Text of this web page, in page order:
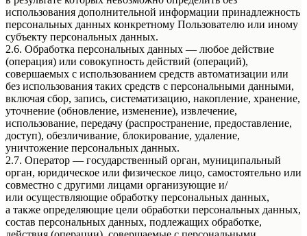
использования дополнительной информации принадлежность
персональных данных конкретному Пользователю или иному
субъекту персональных данных.
2.6. Обработка персональных данных — любое действие
(операция) или совокупность действий (операций),
совершаемых с использованием средств автоматизации или
без использования таких средств с персональными данными,
включая сбор, запись, систематизацию, накопление, хранение,
уточнение (обновление, изменение), извлечение,
использование, передачу (распространение, предоставление,
доступ), обезличивание, блокирование, удаление,
уничтожение персональных данных.
2.7. Оператор — государственный орган, муниципальный
орган, юридическое или физическое лицо, самостоятельно или
совместно с другими лицами организующие и/
или осуществляющие обработку персональных данных,
а также определяющие цели обработки персональных данных,
состав персональных данных, подлежащих обработке,